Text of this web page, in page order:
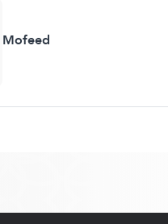
Mofeed